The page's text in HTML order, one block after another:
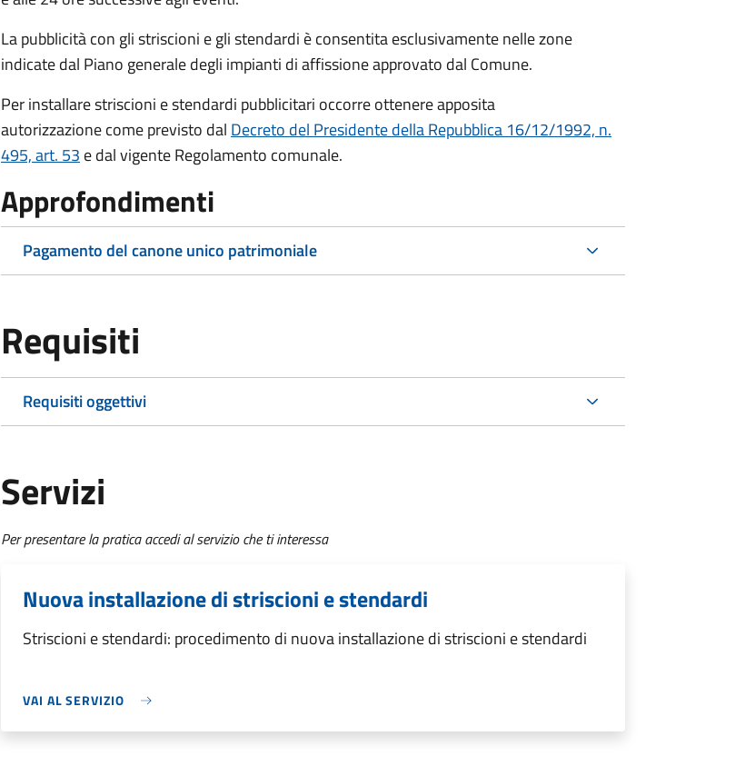
La pubblicità con gli striscioni e gli stendardi è consentita esclusivamente nelle zone
indicate dal Piano generale degli impianti di affissione approvato dal Comune.
Per installare striscioni e stendardi pubblicitari occorre ottenere apposita
autorizzazione come previsto dal Decreto del Presidente della Repubblica 16/12/1992, n.
495, art. 53 e dal vigente Regolamento comunale.
Approfondimenti
Pagamento del canone unico patrimoniale
Requisiti
Requisiti oggettivi
Servizi
Per presentare la pratica accedi al servizio che ti interessa
Nuova installazione di striscioni e stendardi
Striscioni e stendardi: procedimento di nuova installazione di striscioni e stendardi
VAI AL SERVIZIO